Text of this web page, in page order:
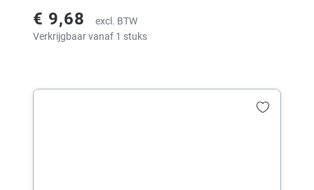
€ 9,68
excl. BTW
Verkrijgbaar vanaf 1 stuks